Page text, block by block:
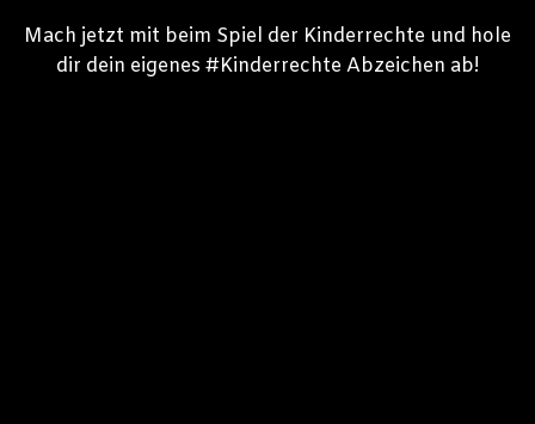
Mach jetzt mit beim Spiel der Kinderrechte und hole
dir dein eigenes #Kinderrechte Abzeichen ab!